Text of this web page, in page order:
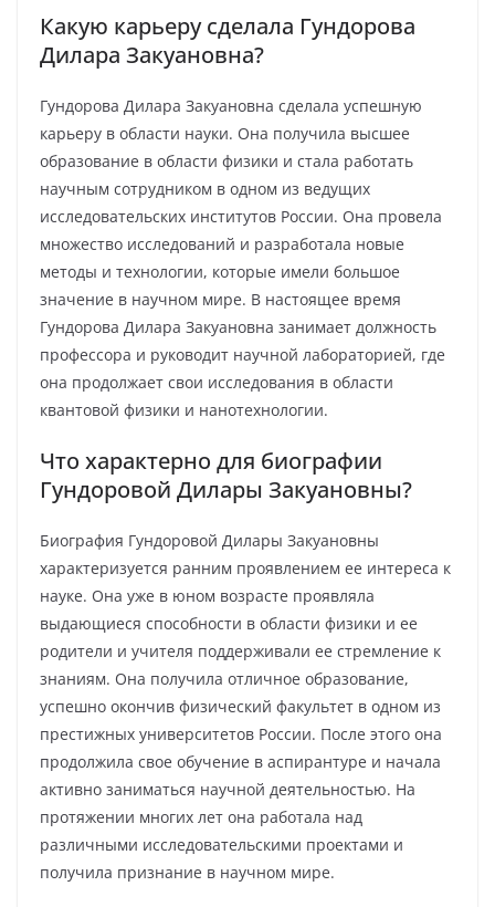
Какую карьеру сделала Гундорова
Дилара Закуановна?
Гундорова Дилара Закуановна сделала успешную
карьеру в области науки. Она получила высшее
образование в области физики и стала работать
научным сотрудником в одном из ведущих
исследовательских институтов России. Она провела
множество исследований и разработала новые
методы и технологии, которые имели большое
значение в научном мире. В настоящее время
Гундорова Дилара Закуановна занимает должность
профессора и руководит научной лабораторией, где
она продолжает свои исследования в области
квантовой физики и нанотехнологии.
Что характерно для биографии
Гундоровой Дилары Закуановны?
Биография Гундоровой Дилары Закуановны
характеризуется ранним проявлением ее интереса к
науке. Она уже в юном возрасте проявляла
выдающиеся способности в области физики и ее
родители и учителя поддерживали ее стремление к
знаниям. Она получила отличное образование,
успешно окончив физический факультет в одном из
престижных университетов России. После этого она
продолжила свое обучение в аспирантуре и начала
активно заниматься научной деятельностью. На
протяжении многих лет она работала над
различными исследовательскими проектами и
получила признание в научном мире.